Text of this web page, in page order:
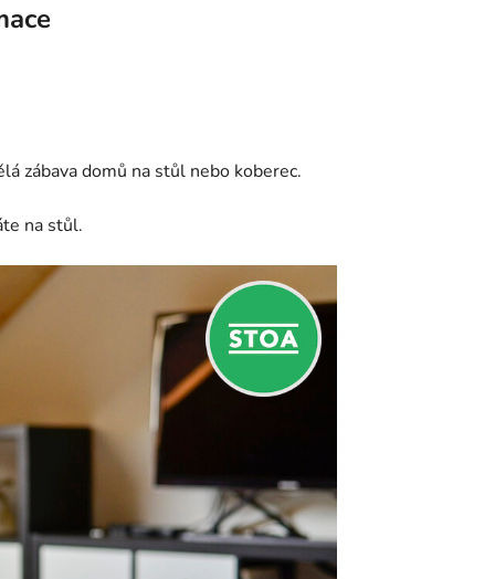
zábava domů na stůl nebo koberec.
na stůl.